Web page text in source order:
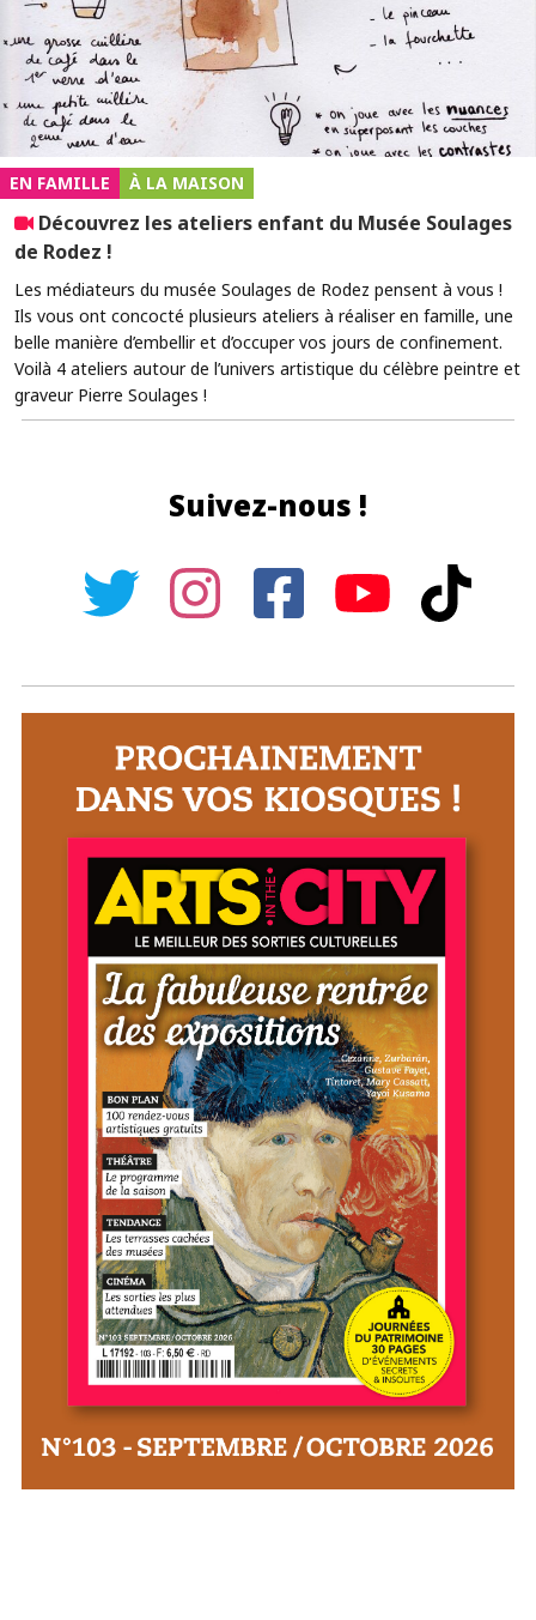
EN FAMILLE À LA MAISON
Découvrez les ateliers enfant du Musée Soulages
de Rodez !
Les médiateurs du musée Soulages de Rodez pensent à vous !
Ils vous ont concocté plusieurs ateliers à réaliser en famille, une
belle manière d’embellir et d’occuper vos jours de confinement.
Voilà 4 ateliers autour de l’univers artistique du célèbre peintre et
graveur Pierre Soulages !
Suivez-nous !